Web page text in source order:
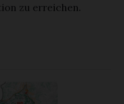
zu erreichen.